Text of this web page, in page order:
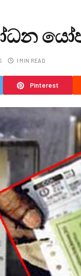
1 MIN READ
Pinterest